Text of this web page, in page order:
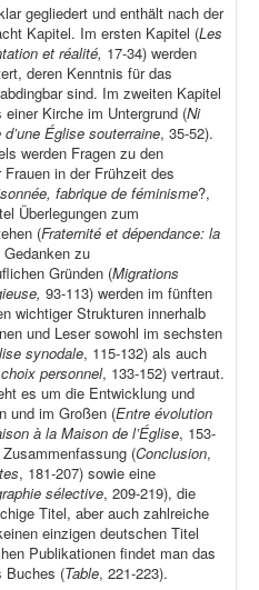
gegliedert und enthält nach der
Kapitel. Im ersten Kapitel (Les
et réalité, 17-34) werden
deren Kenntnis für das
sind. Im zweiten Kapitel
Kirche im Untergrund (Ni
Église souterraine, 35-52).
werden Fragen zu den
in der Frühzeit des
fabrique de féminisme?,
Überlegungen zum
(Fraternité et dépendance: la
Gedanken zu
Gründen (Migrations
93-113) werden im fünften
wichtiger Strukturen innerhalb
und Leser sowohl im sechsten
synodale, 115-132) als auch
personnel, 133-152) vertraut.
es um die Entwicklung und
und im Großen (Entre évolution
à la Maison de l’Église, 153-
(Conclusion,
, 181-207) sowie eine
sélective, 209-219), die
Titel, aber auch zahlreiche
einzigen deutschen Titel
Publikationen findet man das
Buches (Table, 221-223).